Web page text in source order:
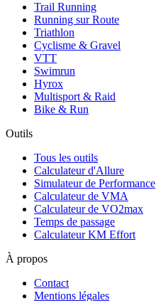
Trail Running
Running sur Route
Triathlon
Cyclisme & Gravel
VTT
Swimrun
Hyrox
Multisport & Raid
Bike & Run
Outils
Tous les outils
Calculateur d'Allure
Simulateur de Performance
Calculateur de VMA
Calculateur de VO2max
Temps de passage
Calculateur KM Effort
À propos
Contact
Mentions légales